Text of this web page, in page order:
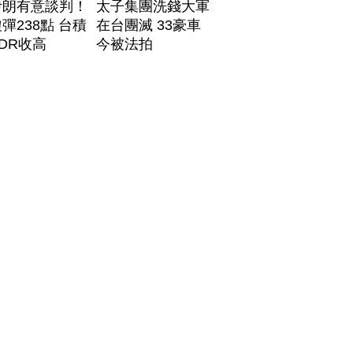
有意談判！
238點 台積
收高
太子集團洗錢大軍
在台團滅 33豪車
今被法拍